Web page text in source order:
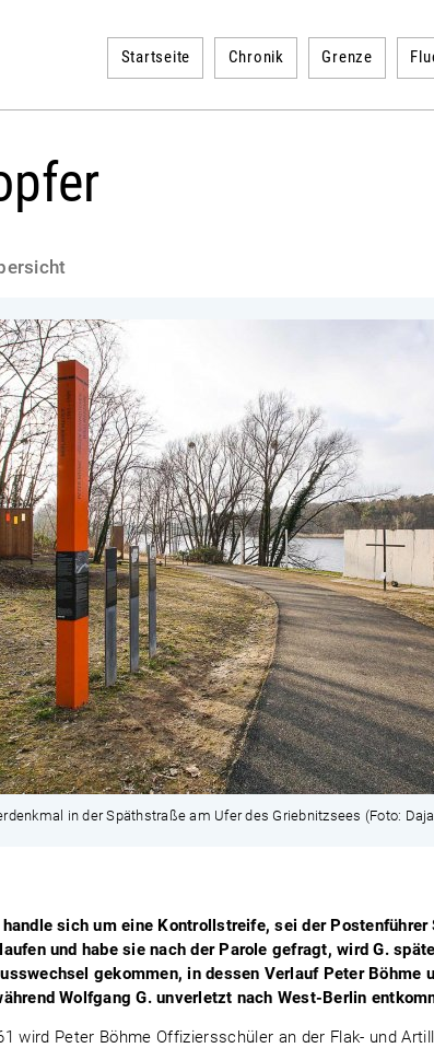
Startseite Chronik Grenze
in der Späthstraße am Ufer des Griebnitzsees (Foto:
handle sich um eine Kontrollstreife, sei der
und habe sie nach der Parole gefragt, wird G.
gekommen, in dessen Verlauf Peter Böhme
Wolfgang G. unverletzt nach West-Berlin
wird Peter Böhme Offiziersschüler an der Flak- und